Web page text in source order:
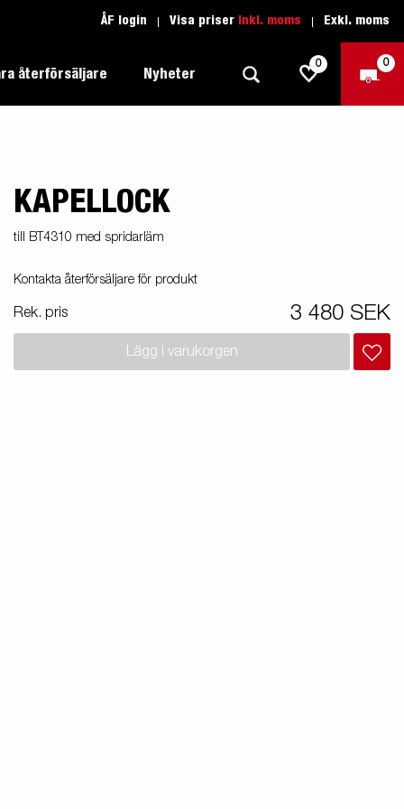
ÅF login Visa priser Inkl. moms Exkl. moms
Produktguide Allround
Produktguide Båt
Produktguide Vattensport
Produktguide Entreprenad
Trafikskolan
Teckenförklaring open
Reservdelssök
1205 Limited Edition
Inredda släpvagnar
LED-lampor
i
återförsäljare Nyheter
0 0
KAPELLOCK
till BT4310 med spridarläm
Kontakta återförsäljare för produkt
Rek. pris 3 480 SEK
Lägg i varukorgen